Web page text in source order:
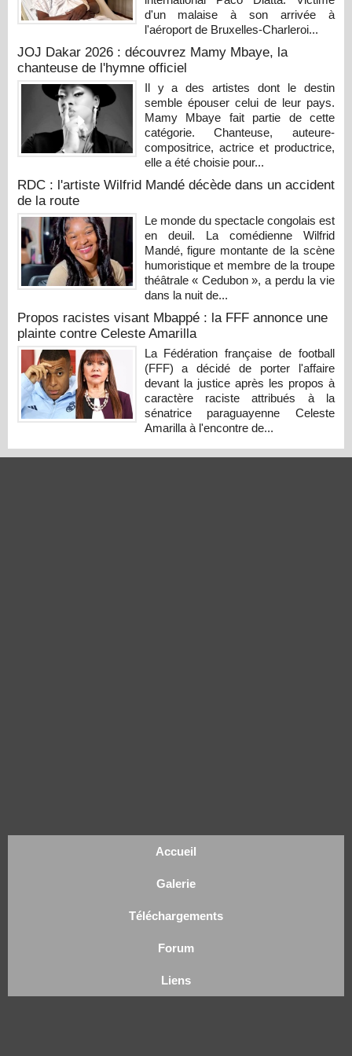
d'un malaise à son arrivée à
l'aéroport de Bruxelles-Charleroi...
JOJ Dakar 2026 : découvrez Mamy Mbaye, la
chanteuse de l'hymne officiel
Il y a des artistes dont le destin
semble épouser celui de leur pays.
Mamy Mbaye fait partie de cette
catégorie. Chanteuse, auteure-
compositrice, actrice et productrice,
elle a été choisie pour...
RDC : l'artiste Wilfrid Mandé décède dans un accident
de la route
Le monde du spectacle congolais est
en deuil. La comédienne Wilfrid
Mandé, figure montante de la scène
humoristique et membre de la troupe
théâtrale « Cedubon », a perdu la vie
dans la nuit de...
Propos racistes visant Mbappé : la FFF annonce une
plainte contre Celeste Amarilla
La Fédération française de football
(FFF) a décidé de porter l'affaire
devant la justice après les propos à
caractère raciste attribués à la
sénatrice paraguayenne Celeste
Amarilla à l'encontre de...
Accueil
Galerie
Téléchargements
Forum
Liens